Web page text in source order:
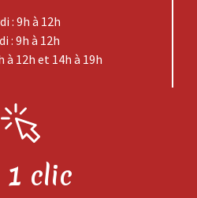
: 9h à 12h
: 9h à 12h
à 12h et 14h à 19h
1 clic